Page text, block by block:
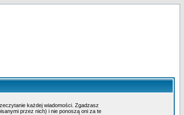
każdej wiadomości. Zgadzasz
przez nich) i nie ponoszą oni za te